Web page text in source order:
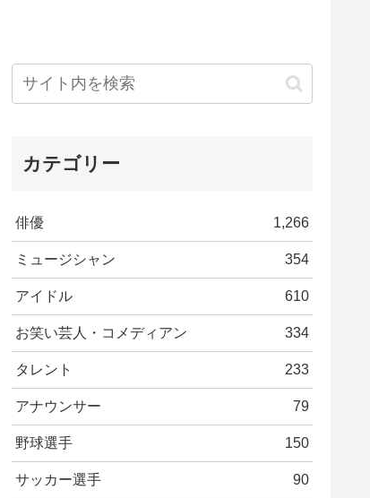
カテゴリー
俳優 1,266
ミュージシャン 354
アイドル 610
お笑い芸人・コメディアン 334
タレント 233
アナウンサー 79
野球選手 150
サッカー選手 90